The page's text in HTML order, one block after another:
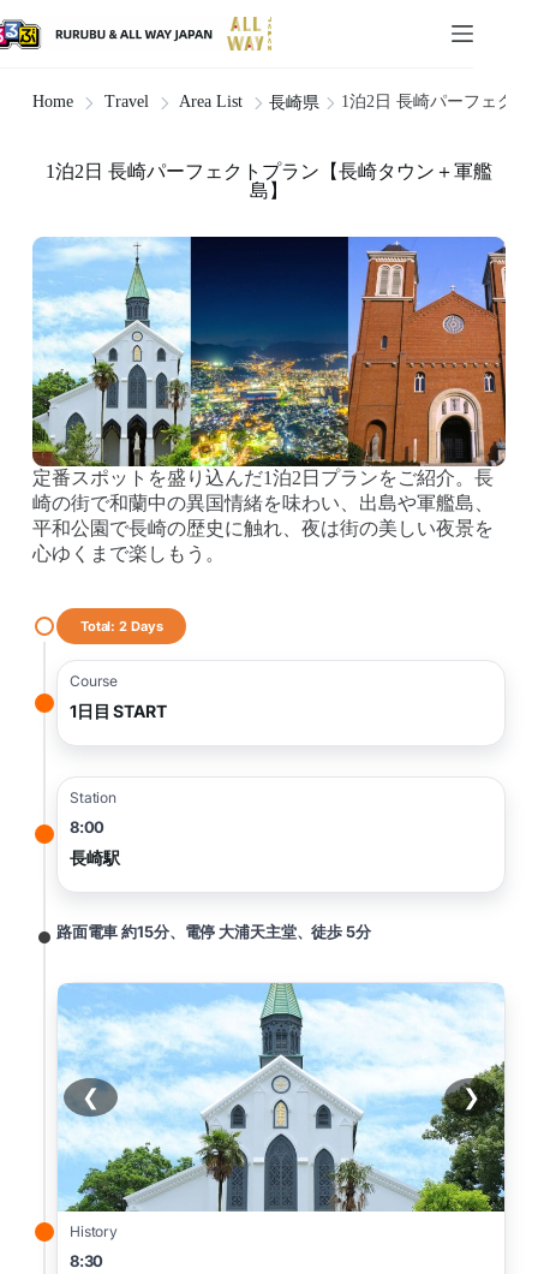
Home Travel Area List 長崎県 1泊2日 長崎パーフェク
1泊2日 長崎パーフェクトプラン【長崎タウン＋軍艦
島】
定番スポットを盛り込んだ1泊2日プランをご紹介。長
崎の街で和蘭中の異国情緒を味わい、出島や軍艦島、
平和公園で長崎の歴史に触れ、夜は街の美しい夜景を
心ゆくまで楽しもう。
Total: 2 Days
Course
1日目 START
Station
8:00
長崎駅
路面電車 約15分、電停 大浦天主堂、徒歩 5分
History
8:30
❮ ❯